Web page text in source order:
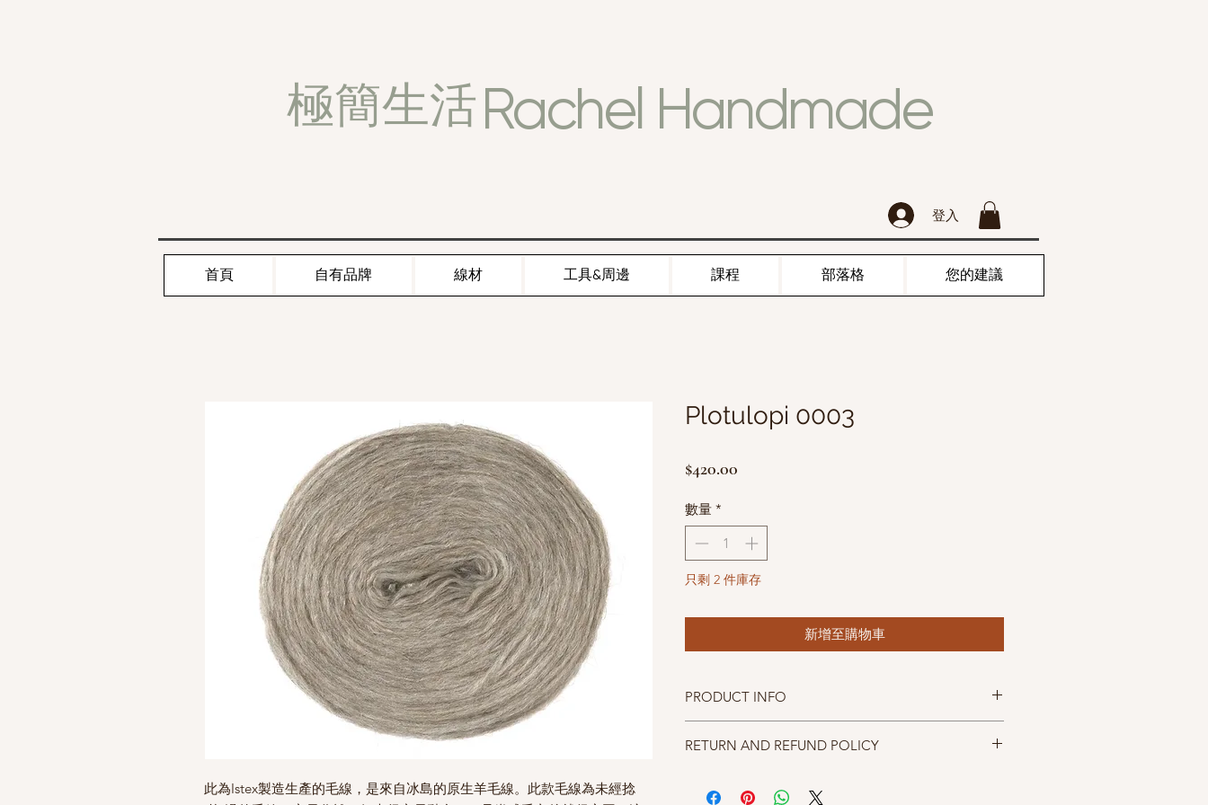
極簡生活Rachel Handmade
登入
首頁 自有品牌 線材 工具&周邊 課程 部落格 您的建議
此為Istex製造生產的毛線，是來自冰島的原生羊毛線。 此款毛線為未經捻
Plotulopi 0003
$420.00
數量 *
只剩 2 件庫存
新增至購物車
PRODUCT INFO
碼重100g(3.5oz) approx. 300m(328 yd)
RETURN AND REFUND POLICY
仔細斟酌，因數量有限，售出後無法退換，敬請見諒。